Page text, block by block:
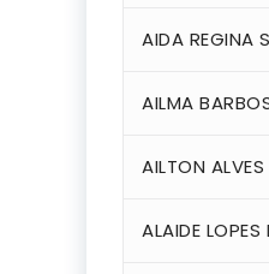
AIDA REGINA
AILMA
AILTON
ALAIDE